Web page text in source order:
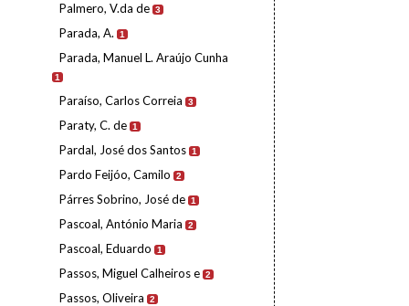
Palmero, V.da de 3
Parada, A. 1
Parada, Manuel L. Araújo Cunha
1
Paraíso, Carlos Correia 3
Paraty, C. de 1
Pardal, José dos Santos 1
Pardo Feijóo, Camilo 2
Párres Sobrino, José de 1
Pascoal, António Maria 2
Pascoal, Eduardo 1
Passos, Miguel Calheiros e 2
Passos, Oliveira 2